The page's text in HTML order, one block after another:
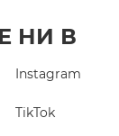
НИ В
Instagram
TikTok